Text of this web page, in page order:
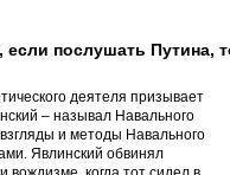
послушать Путина,
деятеля призывает
– называл Навального
и методы Навального
Явлинский обвинял